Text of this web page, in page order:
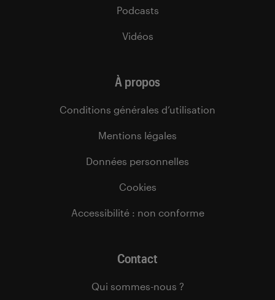
Podcasts
Vidéos
À propos
Conditions générales d’utilisation
Mentions légales
Données personnelles
Cookies
Accessibilité : non conforme
Contact
Qui sommes-nous ?